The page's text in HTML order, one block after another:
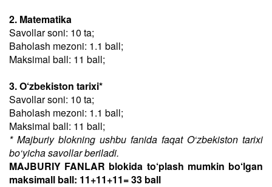
2. Matematika
Savollar soni: 10 ta;
Baholash mezoni: 1.1 ball;
Maksimal ball: 11 ball;
3. O‘zbekiston tarixi*
Savollar soni: 10 ta;
Baholash mezoni: 1.1 ball;
Maksimal ball: 11 ball;
* Majburiy blokning ushbu fanida faqat O‘zbekiston tarixi
bo‘yicha savollar beriladi.
MAJBURIY FANLAR blokida to‘plash mumkin bo‘lgan
maksimall ball: 11+11+11= 33 ball